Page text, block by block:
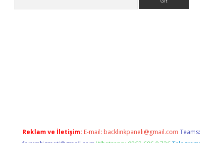
Reklam ve İletişim: E-mail: backlinkpaneli@gmail.com Teams: